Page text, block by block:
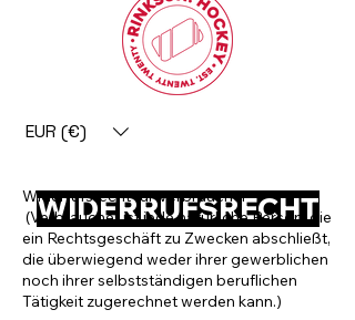
EUR (€)
WIDERRUFSRECHT
Widerrufsrecht für Verbraucher
(Verbraucher ist jede natürliche Person, die
ein Rechtsgeschäft zu Zwecken abschließt,
die überwiegend weder ihrer gewerblichen
noch ihrer selbstständigen beruflichen
Tätigkeit zugerechnet werden kann.)